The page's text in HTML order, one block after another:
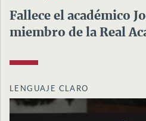
Fallece el académico
miembro de la Real
LENGUAJE CLARO